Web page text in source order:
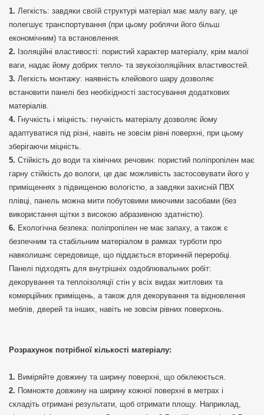
Легкість: завдяки своїй структурі матеріал має малу вагу, це
полегшує транспортування (при цьому роблячи його більш
економічним) та встановлення.
Ізоляційні властивості: пористий характер матеріалу, крім малої
ваги, надає йому добрих тепло- та звукоізоляційних властивостей.
Легкість монтажу: наявність клейового шару дозволяє
встановити панелі без необхідності застосування додаткових
матеріалів.
Гнучкість і міцність: гнучкість матеріалу дозволяє йому
адаптуватися під різні, навіть не зовсім рівні поверхні, при цьому
зберігаючи міцність.
Стійкість до води та хімічних речовин: пористий поліпропілен має
гарну стійкість до вологи, це дає можливість застосовувати його у
приміщеннях з підвищеною вологістю, а завдяки захисній ПВХ
плівці, панель можна мити побутовими миючими засобами (без
використання щітки з високою абразивною здатністю).
Екологічна безпека: поліпропілен не має запаху, а також є
безпечним та стабільним матеріалом в рамках турботи про
навколишнє середовище, що піддається вторинній переробці.
Панелі підходять для внутрішніх оздоблювальних робіт:
декорування та теплоізоляції стін у всіх видах житлових та
комерційних приміщень, а також для декорування та відновлення
меблів, дверей та інших, навіть не зовсім рівних поверхонь.
Розрахунок потрібної кількості матеріалу:
Виміряйте довжину та ширину поверхні, що обклеюється.
Помножте довжину на ширину кожної поверхні в метрах і
складіть отримані результати, щоб отримати площу. Наприклад,